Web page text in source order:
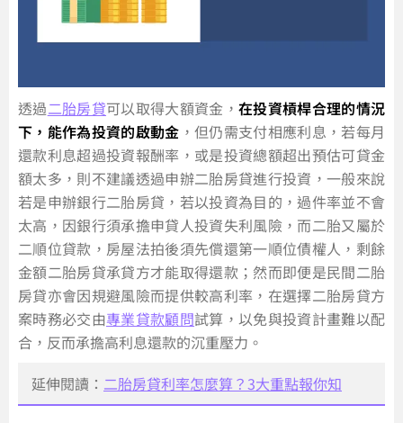
透過二胎房貸可以取得大額資金，在投資槓桿合理的情況
下，能作為投資的啟動金 ，但仍需支付相應利息，若每月
還款利息超過投資報酬率，或是投資總額超出預估可貸金
額太多，則不建議透過申辦二胎房貸進行投資，一般來說
若是申辦銀行二胎房貸，若以投資為目的，過件率並不會
太高，因銀行須承擔申貸人投資失利風險，而二胎又屬於
二順位貸款，房屋法拍後須先償還第一順位債權人，剩餘
金額二胎房貸承貸方才能取得還款；然而即便是民間二胎
房貸亦會因規避風險而提供較高利率，在選擇二胎房貸方
案時務必交由專業貸款顧問試算，以免與投資計畫難以配
合，反而承擔高利息還款的沉重壓力。
延伸閱讀： 二胎房貸利率怎麼算？3大重點報你知